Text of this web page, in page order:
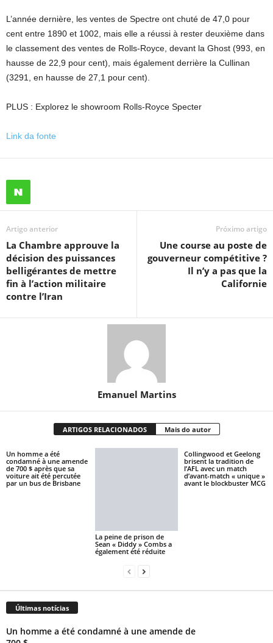
L’année dernière, les ventes de Spectre ont chuté de 47,0 pour
cent entre 1890 et 1002, mais elle a réussi à rester deuxième dans
le classement des ventes de Rolls-Royce, devant la Ghost (993, en
hausse de 22,9 pour cent), mais également derrière la Cullinan
(3291, en hausse de 27,1 pour cent).
PLUS : Explorez le showroom Rolls-Royce Specter
Link da fonte
Artigo anterior
La Chambre approuve la
décision des puissances
belligérantes de mettre
fin à l’action militaire
contre l’Iran
Próximo artigo
Une course au poste de
gouverneur compétitive ?
Il n’y a pas que la
Californie
Emanuel Martins
ARTIGOS RELACIONADOS Mais do autor
Un homme a été
condamné à une amende
de 700 $ après que sa
voiture ait été percutée
par un bus de Brisbane
La peine de prison de
Sean « Diddy » Combs a
également été réduite
Collingwood et Geelong
brisent la tradition de
l’AFL avec un match
d’avant-match « unique »
avant le blockbuster MCG
Últimas notícias
Un homme a été condamné à une amende de